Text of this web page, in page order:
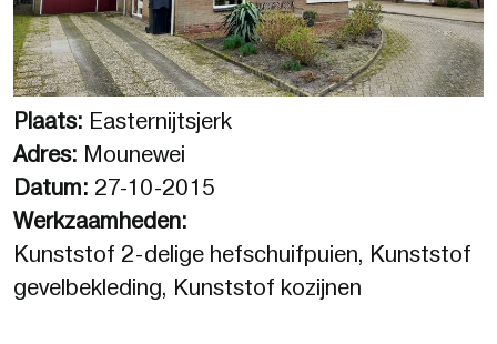
Plaats: Easternijtsjerk
Adres: Mounewei
Datum: 27-10-2015
Werkzaamheden:
Kunststof 2-delige hefschuifpuien, Kunststof
gevelbekleding, Kunststof kozijnen